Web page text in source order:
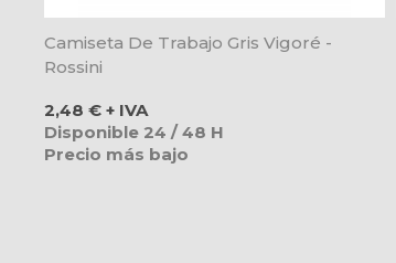
Camiseta De Trabajo Gris Vigoré -
Rossini
Precio
2,48 € + IVA
Disponible 24 / 48 H
Precio más bajo